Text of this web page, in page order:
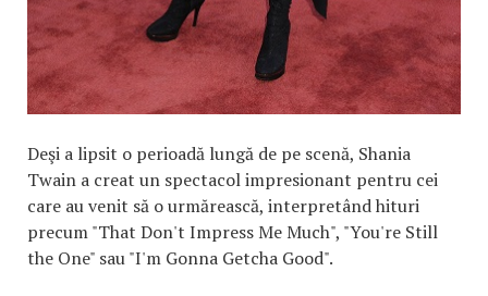
Deşi a lipsit o perioadă lungă de pe scenă, Shania
Twain a creat un spectacol impresionant pentru cei
care au venit să o urmărească, interpretând hituri
precum "That Don't Impress Me Much", "You're Still
the One" sau "I'm Gonna Getcha Good".